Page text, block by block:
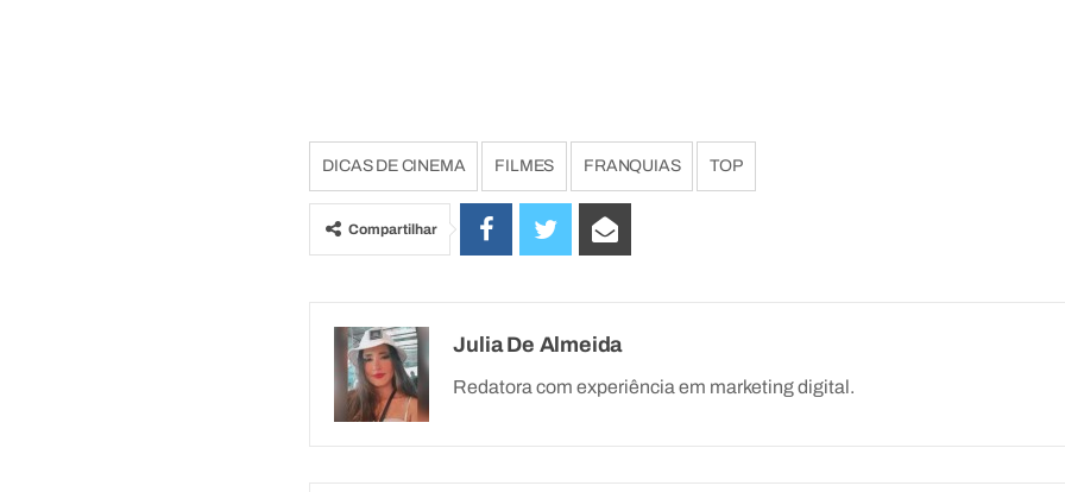
DICAS DE CINEMA FILMES FRANQUIAS TOP
Compartilhar
Julia De Almeida
Redatora com experiência em marketing digital.